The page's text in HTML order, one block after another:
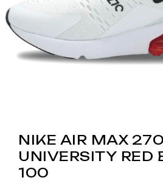
NIKE AIR MAX 270
UNIVERSITY RED
100